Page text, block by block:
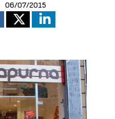
06/07/2015